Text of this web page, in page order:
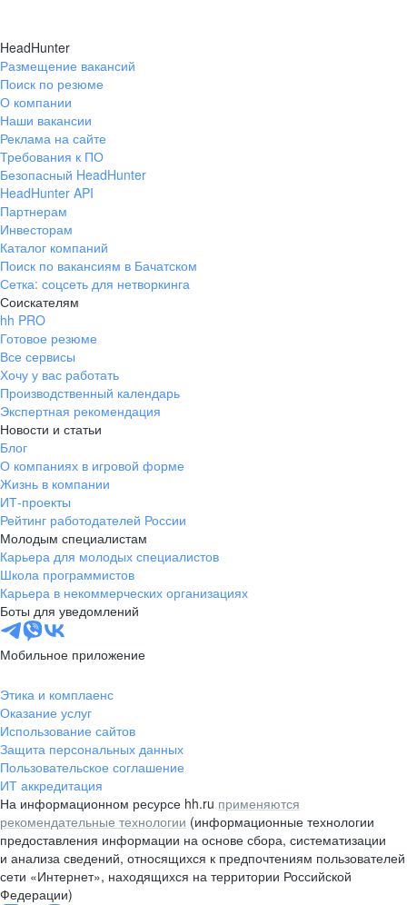
HeadHunter
Размещение вакансий
Поиск по резюме
О компании
Наши вакансии
Реклама на сайте
Требования к ПО
Безопасный HeadHunter
HeadHunter API
Партнерам
Инвесторам
Каталог компаний
Поиск по вакансиям в Бачатском
Сетка: соцсеть для нетворкинга
Соискателям
hh PRO
Готовое резюме
Все сервисы
Хочу у вас работать
Производственный календарь
Экспертная рекомендация
Новости и статьи
Блог
О компаниях в игровой форме
Жизнь в компании
ИТ-проекты
Рейтинг работодателей России
Молодым специалистам
Карьера для молодых специалистов
Школа программистов
Карьера в некоммерческих организациях
Боты для уведомлений
Мобильное приложение
Этика и комплаенс
Оказание услуг
Использование сайтов
Защита персональных данных
Пользовательское соглашение
ИТ аккредитация
На информационном ресурсе hh.ru применяются
рекомендательные технологии (информационные технологии
предоставления информации на основе сбора, систематизации
и анализа сведений, относящихся к предпочтениям пользователей
сети «Интернет», находящихся на территории Российской
Федерации)